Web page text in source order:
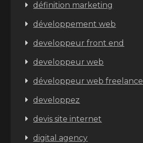
définition marketing
développement web
developpeur front end
developpeur web
développeur web freelance
developpez
devis site internet
digital agency